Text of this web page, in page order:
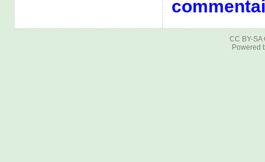
CC BY-SA
Powered